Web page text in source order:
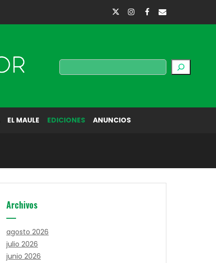
Buscar
EL MAULE EDICIONES ANUNCIOS
Archivos
agosto 2026
julio 2026
junio 2026